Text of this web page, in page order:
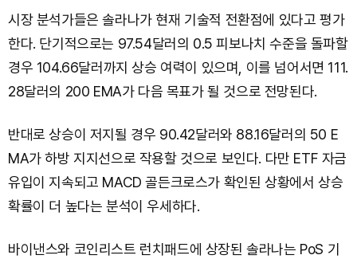
시장 분석가들은 솔라나가 현재 기술적 전환점에 있다고 평가
한다. 단기적으로는 97.54달러의 0.5 피보나치 수준을 돌파할
경우 104.66달러까지 상승 여력이 있으며, 이를 넘어서면 111.
28달러의 200 EMA가 다음 목표가 될 것으로 전망된다.
반대로 상승이 저지될 경우 90.42달러와 88.16달러의 50 E
MA가 하방 지지선으로 작용할 것으로 보인다. 다만 ETF 자금
유입이 지속되고 MACD 골든크로스가 확인된 상황에서 상승
확률이 더 높다는 분석이 우세하다.
바이낸스와 코인리스트 런치패드에 상장된 솔라나는 PoS 기